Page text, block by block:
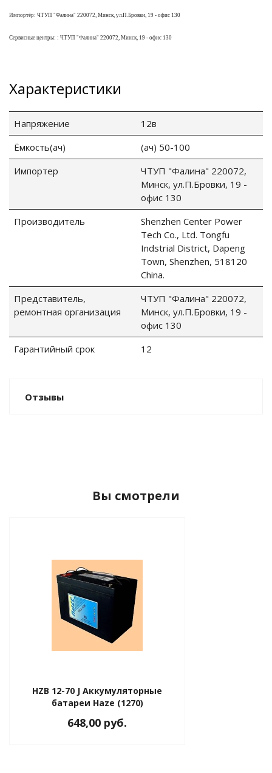
корпуса)
Импортёр: ЧТУП "Фалина" 220072, Минск, ул.П.Бровки, 19 - офис 130
Сервисные центры: : ЧТУП "Фалина" 220072, Минск, 19 - офис 130
Характеристики
Напряжение
12в
Ёмкость(ач)
(ач) 50-100
Импортер
ЧТУП "Фалина" 220072,
Минск, ул.П.Бровки, 19 -
офис 130
Производитель
Shenzhen Center Power
Tech Co., Ltd. Tongfu
Indstrial District, Dapeng
Town, Shenzhen, 518120
China.
Представитель,
ремонтная организация
ЧТУП "Фалина" 220072,
Минск, ул.П.Бровки, 19 -
офис 130
Гарантийный срок
12
Отзывы
Вы смотрели
HZB 12-70 J Аккумуляторные
батареи Haze (1270)
648,00 руб.